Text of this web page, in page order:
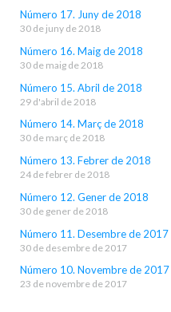
Número 17. Juny de 2018
30 de juny de 2018
Número 16. Maig de 2018
30 de maig de 2018
Número 15. Abril de 2018
29 d'abril de 2018
Número 14. Març de 2018
30 de març de 2018
Número 13. Febrer de 2018
24 de febrer de 2018
Número 12. Gener de 2018
30 de gener de 2018
Número 11. Desembre de 2017
30 de desembre de 2017
Número 10. Novembre de 2017
23 de novembre de 2017